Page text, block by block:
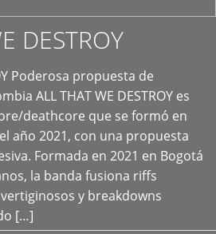
DESTROY
Poderosa propuesta de
ALL THAT WE DESTROY es
deathcore que se formó en
año 2021, con una propuesta
Formada en 2021 en Bogotá
la banda fusiona riffs
y breakdowns
[…]
+